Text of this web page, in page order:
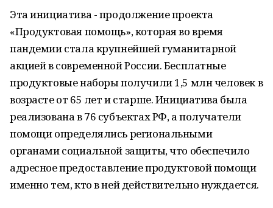
Эта инициатива - продолжение проекта
«Продуктовая помощь», которая во время
пандемии стала крупнейшей гуманитарной
акцией в современной России. Бесплатные
продуктовые наборы получили 1,5 млн человек в
возрасте от 65 лет и старше. Инициатива была
реализована в 76 субъектах РФ, а получатели
помощи определялись региональными
органами социальной защиты, что обеспечило
адресное предоставление продуктовой помощи
именно тем, кто в ней действительно нуждается.